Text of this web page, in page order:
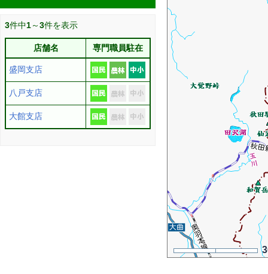
3件中1～3件を表示
店舗名 専門職員駐在
盛岡支店
八戸支店
大館支店